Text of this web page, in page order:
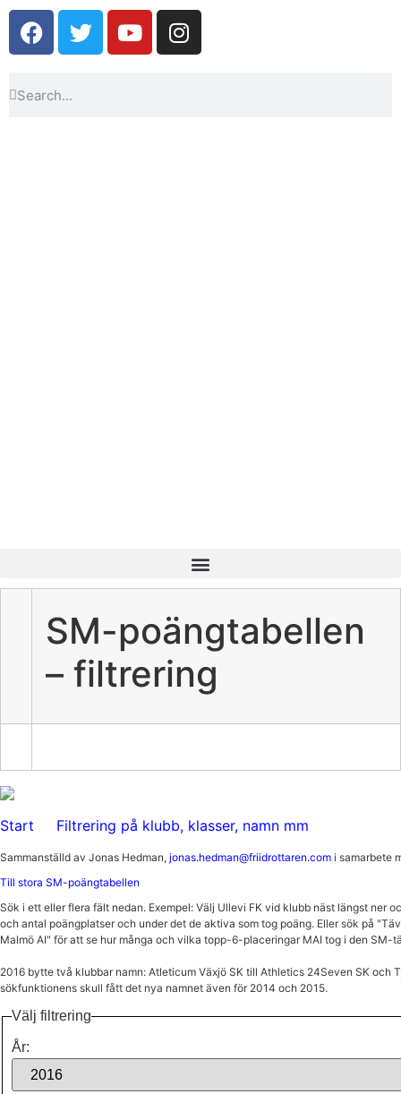
SM-poängtabellen
– filtrering
Start Filtrering på klubb, klasser, namn mm
Sammanställd av Jonas Hedman, jonas.hedman@friidrottaren.com i samarbete
Till stora SM-poängtabellen
Sök i ett eller flera fält nedan. Exempel: Välj Ullevi FK vid klubb näst längst ner
och antal poängplatser och under det de aktiva som tog poäng. Eller sök på
Malmö AI" för att se hur många och vilka topp-6-placeringar MAI tog i den SM-
2016 bytte två klubbar namn: Atleticum Växjö SK till Athletics 24Seven SK och
sökfunktionens skull fått det nya namnet även för 2014 och 2015.
Välj filtrering
År: